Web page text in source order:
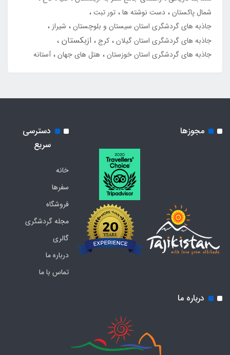
شمال پاکستان دست نوشته ها تور تبت
جاذبه های گردشگری استان سیستان و بلوچستان
شیراز
جاذبه های گردشگری استان گیلان کرج ازبکستان
جاذبه های گردشگری استان خوزستان هتل های جهان آستانه
مجوزها
دسترسی
سریع
خانه
سفرها
فروشگاه
مجله گردشگری
گالری
درباره ما
تماس با ما
درباره ما